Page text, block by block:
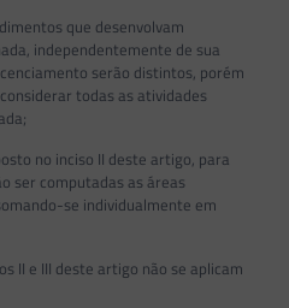
que desenvolvam
independentemente de sua
serão distintos, porém
todas as atividades
no inciso II deste artigo, para
ser computadas as áreas
se individualmente em
e III deste artigo não se aplicam